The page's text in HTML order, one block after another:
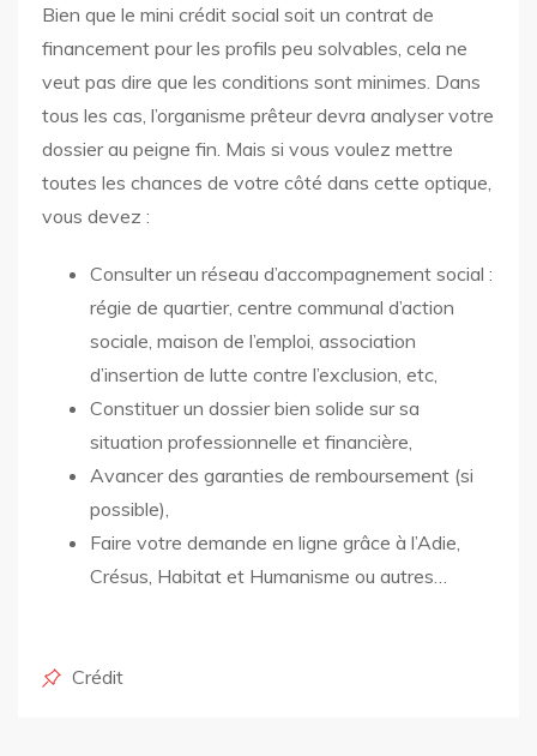
Bien que le mini crédit social soit un contrat de
financement pour les profils peu solvables, cela ne
veut pas dire que les conditions sont minimes. Dans
tous les cas, l’organisme prêteur devra analyser votre
dossier au peigne fin. Mais si vous voulez mettre
toutes les chances de votre côté dans cette optique,
vous devez :
Consulter un réseau d’accompagnement social :
régie de quartier, centre communal d’action
sociale, maison de l’emploi, association
d’insertion de lutte contre l’exclusion, etc,
Constituer un dossier bien solide sur sa
situation professionnelle et financière,
Avancer des garanties de remboursement (si
possible),
Faire votre demande en ligne grâce à l’Adie,
Crésus, Habitat et Humanisme ou autres…
Posted
Crédit